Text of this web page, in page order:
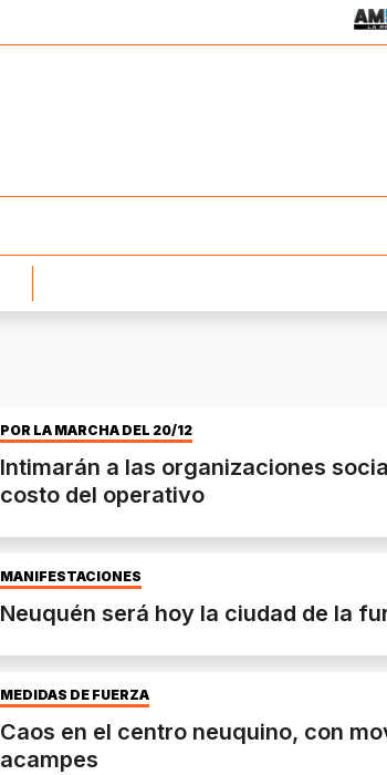
POR LA MARCHA DEL 20/12
Intimarán a las organizaciones
costo del operativo
MANIFESTACIONES
Neuquén será hoy la ciudad de la
MEDIDAS DE FUERZA
Caos en el centro neuquino, con
acampes